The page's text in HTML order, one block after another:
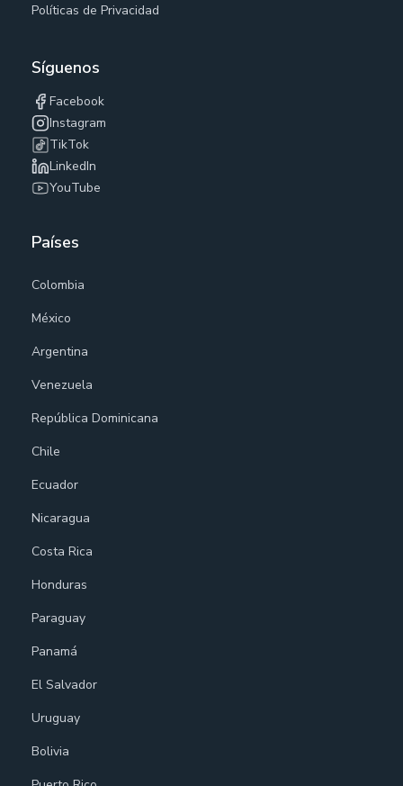
Políticas de Privacidad
Síguenos
Facebook
Instagram
TikTok
LinkedIn
YouTube
Países
Colombia
México
Argentina
Venezuela
República Dominicana
Chile
Ecuador
Nicaragua
Costa Rica
Honduras
Paraguay
Panamá
El Salvador
Uruguay
Bolivia